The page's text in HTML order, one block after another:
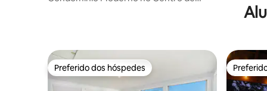
Preferido dos hóspedes
Preferido dos hóspedes